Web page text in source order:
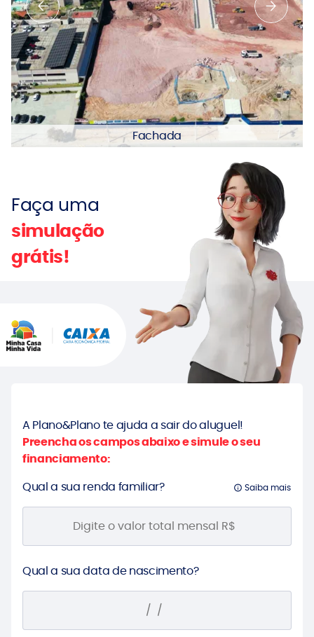
Fachada
Faça uma
simulação
grátis!
A Plano&Plano te ajuda a sair do aluguel!
Preencha os campos abaixo e simule o seu
financiamento:
Qual a sua renda familiar?
Saiba mais
Qual a sua data de nascimento?